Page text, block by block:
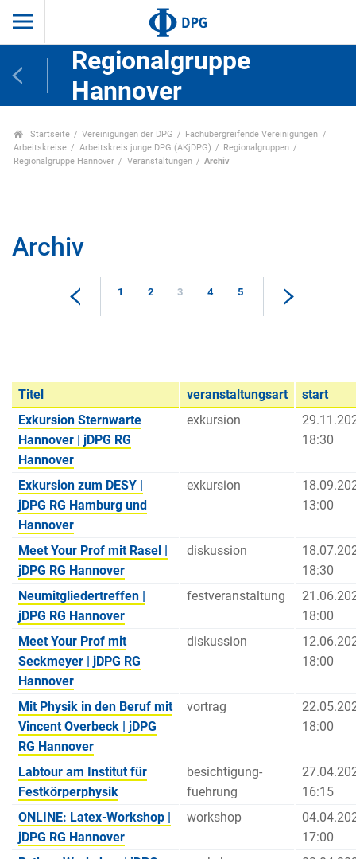
Regionalgruppe
Hannover
Startseite Vereinigungen der DPG
Fachübergreifende Vereinigungen
Arbeitskreise
Arbeitskreis junge DPG (AKjDPG)
Regionalgruppen
Regionalgruppe Hannover
Veranstaltungen Archiv
Archiv
1 2 3 4 5
Titel veranstaltungsart
start
Exkursion Sternwarte
Hannover | jDPG RG
Hannover
exkursion
18:30
Exkursion zum DESY |
jDPG RG Hamburg und
Hannover
exkursion
13:00
Meet Your Prof mit Rasel |
jDPG RG Hannover
diskussion
18:30
Neumitgliedertreffen |
jDPG RG Hannover
festveranstaltung
18:00
Meet Your Prof mit
Seckmeyer | jDPG RG
Hannover
diskussion
18:00
Mit Physik in den Beruf mit
Vincent Overbeck | jDPG
RG Hannover
vortrag
18:00
Labtour am Institut für
Festkörperphysik
besichtigung-
fuehrung
16:15
ONLINE: Latex-Workshop |
jDPG RG Hannover
workshop
17:00